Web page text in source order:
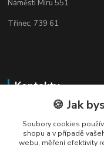
Náměstí Míru 551
Třinec, 739 61
Kontakty
🍪 Jak
Soubory cookies
shopu a v případě
webu, měření efektivity